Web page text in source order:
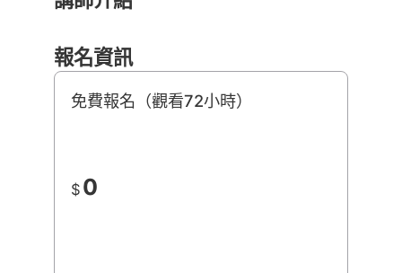
報名資訊
免費報名（觀看72小時）
$ 0